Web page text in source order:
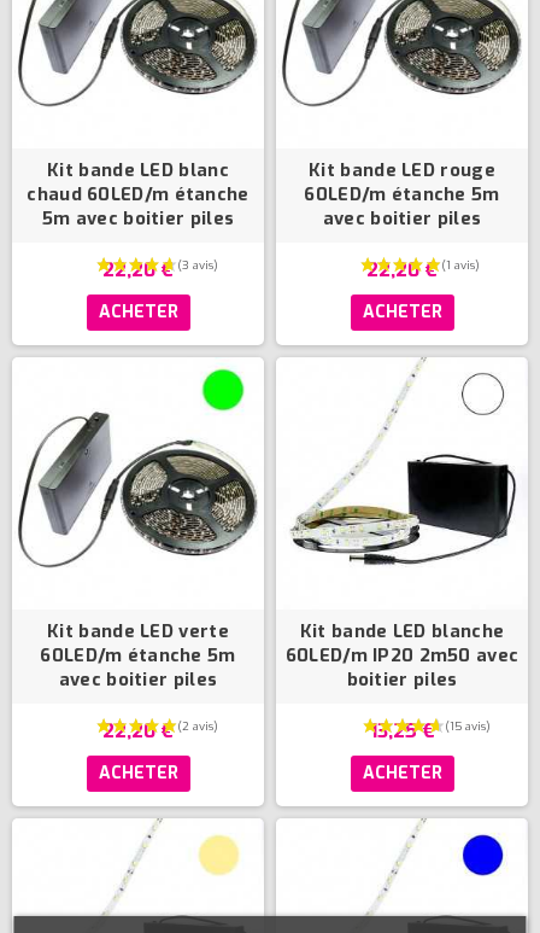
Kit bande LED blanc
chaud 60LED/m étanche
5m avec boitier piles
22,20 €
ACHETER
Kit bande LED rouge
60LED/m étanche 5m
avec boitier piles
22,20 €
ACHETER
Kit bande LED verte
60LED/m étanche 5m
avec boitier piles
22,20 €
ACHETER
Kit bande LED blanche
60LED/m IP20 2m50 avec
boitier piles
13,25 €
ACHETER